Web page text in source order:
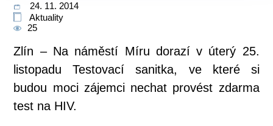
24. 11. 2014
Aktuality
25
Zlín – Na náměstí Míru dorazí v úterý 25.
listopadu Testovací sanitka, ve které si
budou moci zájemci nechat provést zdarma
test na HIV.